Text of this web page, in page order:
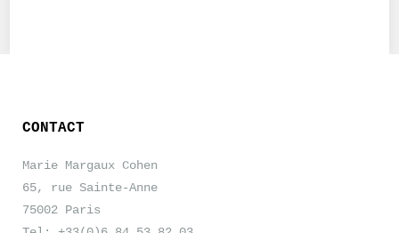
CONTACT
Marie Margaux Cohen
65, rue Sainte-Anne
75002 Paris